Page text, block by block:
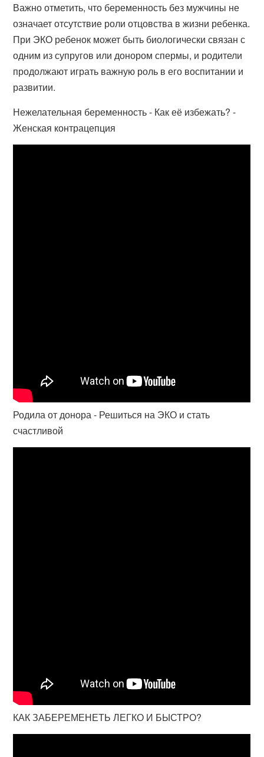
Важно отметить, что беременность без мужчины не
означает отсутствие роли отцовства в жизни ребенка.
При ЭКО ребенок может быть биологически связан с
одним из супругов или донором спермы, и родители
продолжают играть важную роль в его воспитании и
развитии.
Нежелательная беременность - Как её избежать? -
Женская контрацепция
Родила от донора - Решиться на ЭКО и стать
счастливой
КАК ЗАБЕРЕМЕНЕТЬ ЛЕГКО И БЫСТРО?